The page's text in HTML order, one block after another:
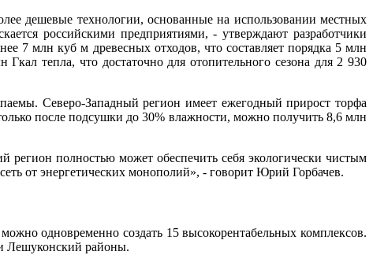
дешевые технологии, основанные на использовании местных
российскими предприятиями, - утверждают разработчики
7 млн куб м древесных отходов, что составляет порядка 5 млн
тепла, что достаточно для отопительного сезона для 2 930
Северо-Западный регион имеет ежегодный прирост торфа
после подсушки до 30% влажности, можно получить 8,6 млн
полностью может обеспечить себя экологически чистым
от энергетических монополий», - говорит Юрий Горбачев.
одновременно создать 15 высокорентабельных комплексов.
Лешуконский районы.